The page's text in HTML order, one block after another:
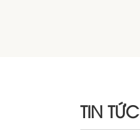
TIN TỨC